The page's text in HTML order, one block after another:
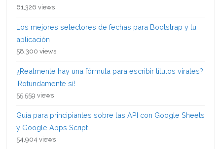
61,326 views
Los mejores selectores de fechas para Bootstrap y tu
aplicación
58,300 views
¿Realmente hay una fórmula para escribir títulos virales?
¡Rotundamente sí!
55,559 views
Guía para principiantes sobre las API con Google Sheets
y Google Apps Script
54,904 views